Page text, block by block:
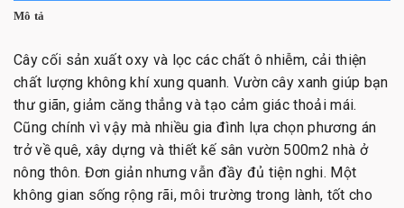
Mô tả
Cây cối sản xuất oxy và lọc các chất ô nhiễm, cải thiện
chất lượng không khí xung quanh. Vườn cây xanh giúp bạn
thư giãn, giảm căng thẳng và tạo cảm giác thoải mái.
Cũng chính vì vậy mà nhiều gia đình lựa chọn phương án
trở về quê, xây dựng và thiết kế sân vườn 500m2 nhà ở
nông thôn. Đơn giản nhưng vẫn đầy đủ tiện nghi. Một
không gian sống rộng rãi, môi trường trong lành, tốt cho